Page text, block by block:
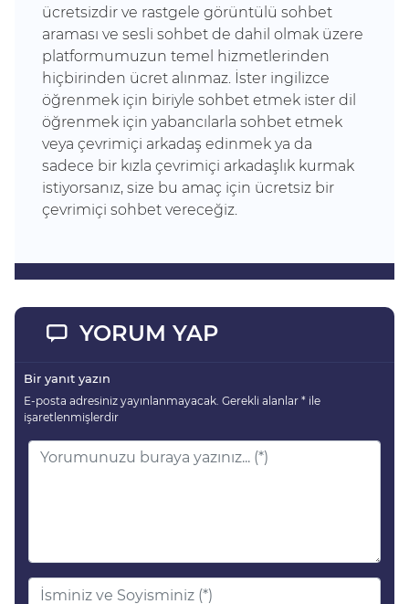
ücretsizdir ve rastgele görüntülü sohbet
araması ve sesli sohbet de dahil olmak üzere
platformumuzun temel hizmetlerinden
hiçbirinden ücret alınmaz. İster ingilizce
öğrenmek için biriyle sohbet etmek ister dil
öğrenmek için yabancılarla sohbet etmek
veya çevrimiçi arkadaş edinmek ya da
sadece bir kızla çevrimiçi arkadaşlık kurmak
istiyorsanız, size bu amaç için ücretsiz bir
çevrimiçi sohbet vereceğiz.
YORUM YAP
Bir yanıt yazın
E-posta adresiniz yayınlanmayacak. Gerekli alanlar * ile
işaretlenmişlerdir